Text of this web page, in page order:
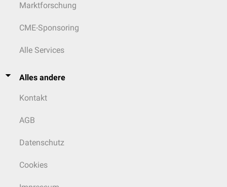
Marktforschung
CME-Sponsoring
Alle Services
Alles andere
Kontakt
AGB
Datenschutz
Cookies